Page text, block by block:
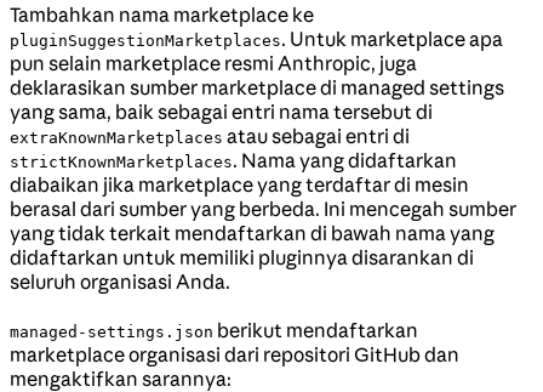
Tambahkan nama marketplace ke
pluginSuggestionMarketplaces. Untuk marketplace apa
pun selain marketplace resmi Anthropic, juga
deklarasikan sumber marketplace di managed settings
yang sama, baik sebagai entri nama tersebut di
extraKnownMarketplaces atau sebagai entri di
strictKnownMarketplaces. Nama yang didaftarkan
diabaikan jika marketplace yang terdaftar di mesin
berasal dari sumber yang berbeda. Ini mencegah sumber
yang tidak terkait mendaftarkan di bawah nama yang
didaftarkan untuk memiliki pluginnya disarankan di
seluruh organisasi Anda.
managed-settings.json berikut mendaftarkan
marketplace organisasi dari repositori GitHub dan
mengaktifkan sarannya: